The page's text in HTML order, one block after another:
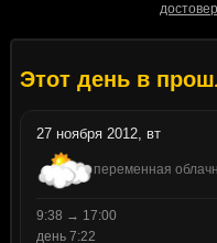
Этот день в
27 ноября 2012, вт
переменная
9:38 → 17:00
день 7:22